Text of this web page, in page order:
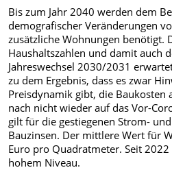
Bis zum Jahr 2040 werden dem
demografischer Veränderungen
zusätzliche Wohnungen benötigt.
Haushaltszahlen und damit auch
Jahreswechsel 2030/2031
zu dem Ergebnis, dass es zwar
Preisdynamik gibt, die Baukosten
nach nicht wieder auf das Vor-
gilt für die gestiegenen Strom-
Bauzinsen. Der mittlere Wert für
Euro pro Quadratmeter. Seit
hohem Niveau.